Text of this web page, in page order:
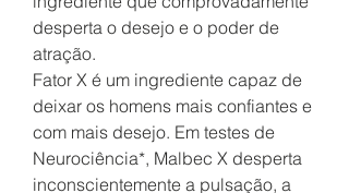
desperta o desejo e o poder de
atração.
Fator X é um ingrediente capaz de
deixar os homens mais confiantes e
com mais desejo. Em testes de
Neurociência*, Malbec X desperta
inconscientemente a pulsação, a